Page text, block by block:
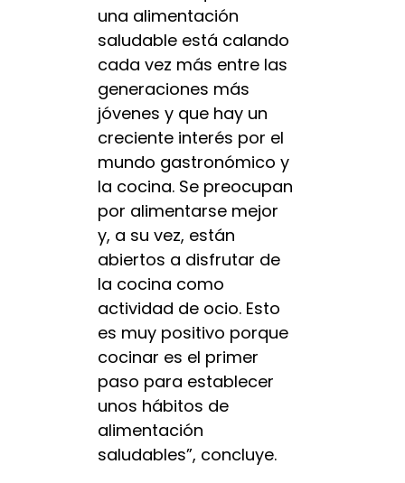
una alimentación
saludable está calando
cada vez más entre las
generaciones más
jóvenes y que hay un
creciente interés por el
mundo gastronómico y
la cocina. Se preocupan
por alimentarse mejor
y, a su vez, están
abiertos a disfrutar de
la cocina como
actividad de ocio. Esto
es muy positivo porque
cocinar es el primer
paso para establecer
unos hábitos de
alimentación
saludables”, concluye.